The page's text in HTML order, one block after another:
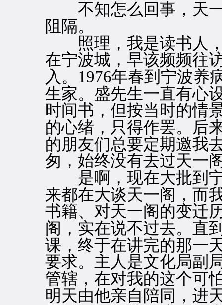
不知怎么回事，天一
阻隔。
照理，我是读书人，
在宁波城，早该频频往
入。1976年春到宁波养
生家。盛先生一直有心
时间书，但按当时的情
的心绪，只得作罢。后
的朋友们总要定期邀我
匆，始终没有去过天一
是啊，现在大批到宁
来都在大谈天一阁，而
书籍、对天一阁的变迁
阁，实在说不过去。直
课，终于在讲完的那一
要求。主人是文化局副
管辖，在对我的这个可
明天由他亲自陪同，进